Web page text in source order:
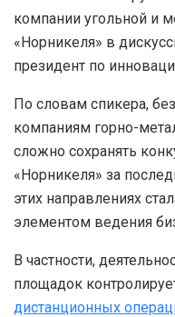
компании угольной и
«Норникеля» в
президент по
По словам спикера,
компаниям горно-
сложно сохранять
«Норникеля» за
этих направлениях
элементом ведения
В частности,
площадок
дистанционных